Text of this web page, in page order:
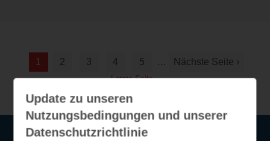
1 2 3 4 5 … Nächste Seite ›
Letzte Seite »
Update zu unseren
Nutzungsbedingungen und unserer
Datenschutzrichtlinie